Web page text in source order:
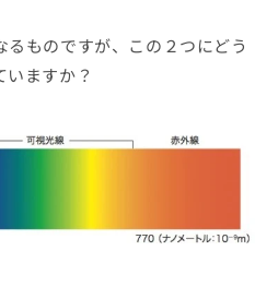
ものですが、この２つにどう
いますか？